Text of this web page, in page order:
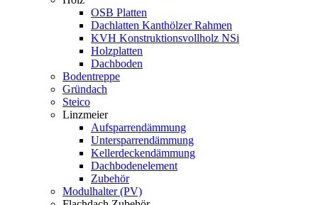
OSB Platten
Dachlatten Kanthölzer Rahmen
KVH Konstruktionsvollholz NSi
Holzplatten
Dachboden
Bodentreppe
Gründach
Steico
Linzmeier
Aufsparrendämmung
Untersparrendämmung
Kellerdeckendämmung
Dachbodenelement
Zubehör
Modulhalter (PV)